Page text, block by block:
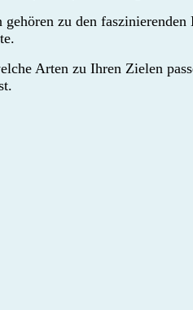
zu den
Arten zu Ihren Zielen